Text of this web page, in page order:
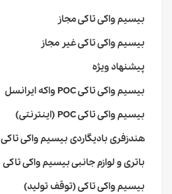
بیسیم واکی تاکی مجاز
بیسیم واکی تاکی غیر مجاز
پیشنهاد ویژه
بیسیم واکی تاکی POC واکه ایرانسل
بیسیم واکی تاکی POC (اینترنتی)
هندزفری بادیگاردی بیسیم واکی تاکی
باتری و لوازم جانبی بیسیم واکی تاکی
بیسیم واکی تاکی (توقف تولید)